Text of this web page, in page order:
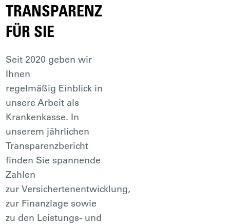
TRANSPARENZ
FÜR SIE
Seit 2020 geben wir
Ihnen
regelmäßig Einblick in
unsere Arbeit als
Krankenkasse. In
unserem jährlichen
Transparenzbericht
finden Sie spannende
Zahlen
zur Versichertenentwicklung,
zur Finanzlage sowie
zu den Leistungs- und